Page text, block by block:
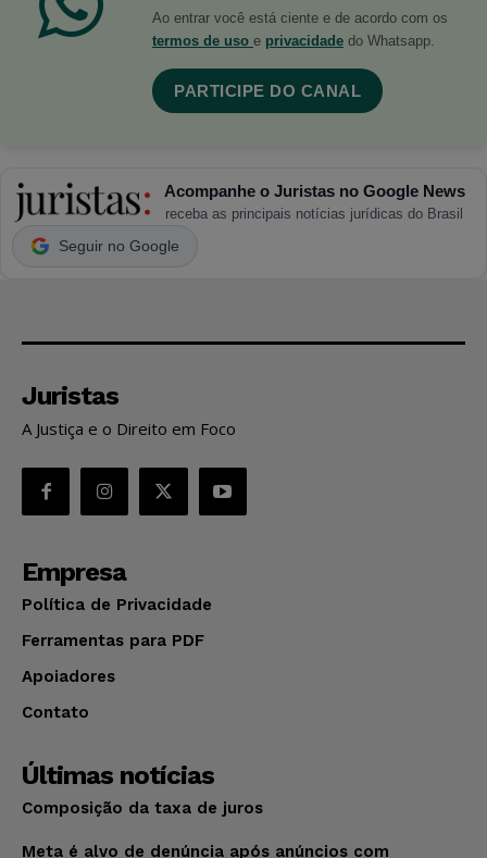
Ao entrar você está ciente e de acordo com os
termos de uso e privacidade do Whatsapp.
PARTICIPE DO CANAL
Acompanhe o Juristas no Google News
receba as principais notícias jurídicas do Brasil
Seguir no Google
Juristas
A Justiça e o Direito em Foco
Empresa
Política de Privacidade
Ferramentas para PDF
Apoiadores
Contato
Últimas notícias
Composição da taxa de juros
Meta é alvo de denúncia após anúncios com